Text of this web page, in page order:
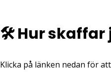
🛠️ Hur skaffar
Klicka på länken nedan för